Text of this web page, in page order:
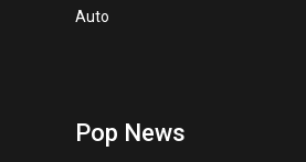
Auto
Pop News